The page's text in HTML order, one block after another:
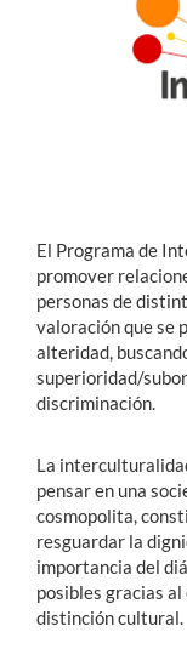
English
El Programa de
promover
personas de
valoración que se
alteridad,
superioridad/
discriminación.
La
pensar en una
cosmopolita,
resguardar la
importancia del
posibles gracias
distinción cultural.